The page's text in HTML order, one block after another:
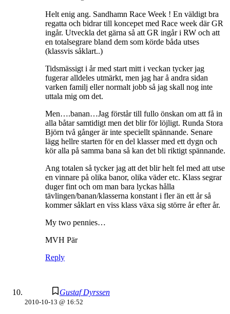
Helt enig ang. Sandhamn Race Week ! En väldigt bra
regatta och bidrar till koncepet med Race week där GR
ingår. Utveckla det gärna så att GR ingår i RW och att
en totalsegrare bland dem som körde båda utses
(klassvis såklart..)
Tidsmässigt i år med start mitt i veckan tycker jag
fugerar alldeles utmärkt, men jag har å andra sidan
varken familj eller normalt jobb så jag skall nog inte
uttala mig om det.
Men….banan…Jag förstår till fullo önskan om att få in
alla båtar samtidigt men det blir för löjligt. Runda Stora
Björn två gånger är inte speciellt spännande. Senare
lägg hellre starten för en del klasser med ett dygn och
kör alla på samma bana så kan det bli riktigt spännande.
Ang totalen så tycker jag att det blir helt fel med att utse
en vinnare på olika banor, olika väder etc. Klass segrar
duger fint och om man bara lyckas hålla
tävlingen/banan/klasserna konstant i fler än ett år så
kommer såklart en viss klass växa sig större år efter år.
My two pennies…
MVH Pär
Reply
Gustaf Dyrssen
2010-10-13 @ 16:52